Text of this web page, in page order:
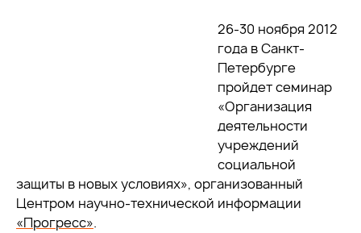
26-30 ноября 2012
года в Санкт-
Петербурге
пройдет семинар
«Организация
деятельности
учреждений
социальной
защиты в новых условиях», организованный
Центром научно-технической информации
«Прогресс».